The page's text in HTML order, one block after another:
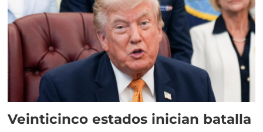
Veinticinco estados inician batalla